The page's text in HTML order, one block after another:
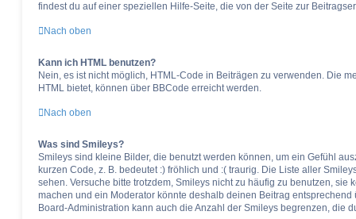
findest du auf einer speziellen Hilfe-Seite, die von der Seite zur
Nach oben
Kann ich HTML benutzen?
Nein, es ist nicht möglich, HTML-Code in Beiträgen zu verwenden. Die
HTML bietet, können über BBCode erreicht werden.
Nach oben
Was sind Smileys?
Smileys sind kleine Bilder, die benutzt werden können, um ein Gefühl
kurzen Code, z. B. bedeutet :) fröhlich und :( traurig. Die Liste aller
sehen. Versuche bitte trotzdem, Smileys nicht zu häufig zu benutzen, sie
machen und ein Moderator könnte deshalb deinen Beitrag
Board-Administration kann auch die Anzahl der Smileys begrenzen, die